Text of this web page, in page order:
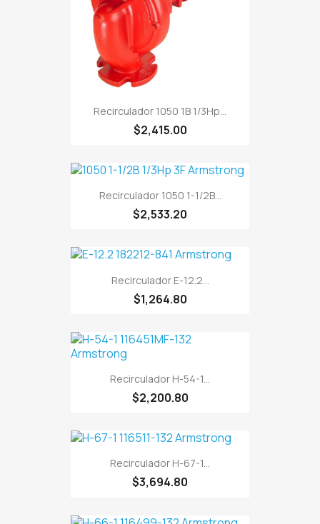
Recirculador 1050 1B 1/3Hp...
$2,415.00
Recirculador 1050 1-1/2B...
$2,533.20
Recirculador E-12.2...
$1,264.80
Recirculador H-54-1...
$2,200.80
Recirculador H-67-1...
$3,694.80